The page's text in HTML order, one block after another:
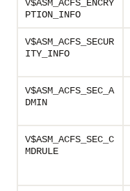
V$ASM_ACFS_ENCRY
PTION_INFO
V$ASM_ACFS_SECUR
ITY_INFO
V$ASM_ACFS_SEC_A
DMIN
V$ASM_ACFS_SEC_C
MDRULE